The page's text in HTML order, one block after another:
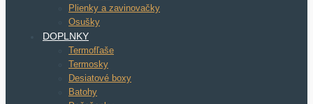
Plienky a zavinovačky
Osušky
DOPLNKY
Termofľaše
Termosky
Desiatové boxy
Batohy